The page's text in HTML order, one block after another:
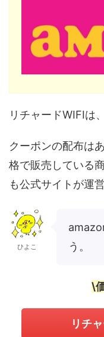
リチャードWIFIは
クーポンの配布は
格で販売している
も公式サイトが運
ひよこ
う。
\
リチ